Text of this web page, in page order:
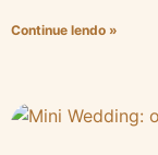
Continue lendo »